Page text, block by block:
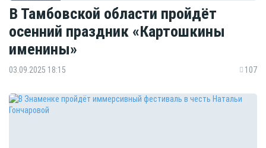
В Тамбовской области пройдёт
осенний праздник «Картошкины
именины»
03.09.2025 18:15 107